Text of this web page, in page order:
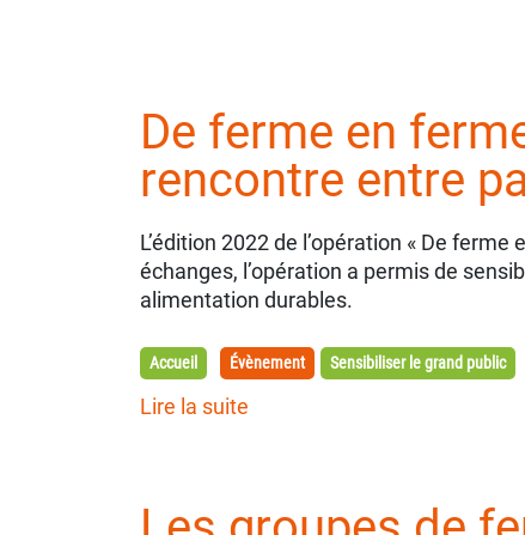
De ferme en
rencontre entre
L’édition 2022 de l’opération « De
échanges, l’opération a permis de
alimentation durables.
Accueil Évènement Sensibiliser le grand public
Lire la suite